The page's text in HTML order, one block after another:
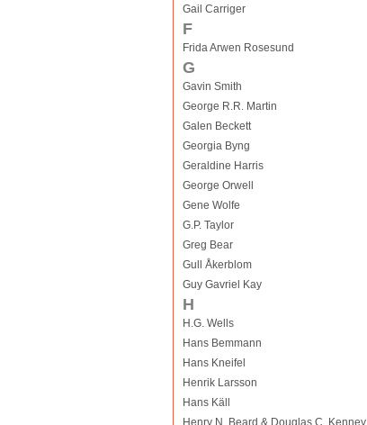
Gail Carriger
F
Frida Arwen Rosesund
G
Gavin Smith
George R.R. Martin
Galen Beckett
Georgia Byng
Geraldine Harris
George Orwell
Gene Wolfe
G.P. Taylor
Greg Bear
Gull Åkerblom
Guy Gavriel Kay
H
H.G. Wells
Hans Bemmann
Hans Kneifel
Henrik Larsson
Hans Käll
Henry N. Beard & Douglas C. Kenney